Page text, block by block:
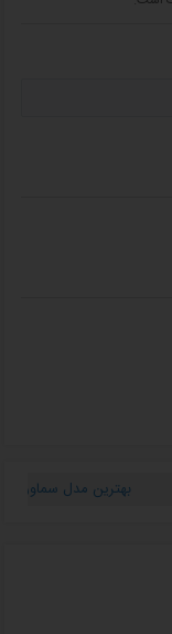
بهترین مدل سماور